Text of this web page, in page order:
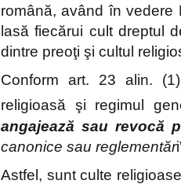
română, având în vedere
lasă fiecărui cult dreptul
dintre preoţi şi cultul
Conform art. 23 alin.
religioasă şi regimul
angajează sau revocă
canonice sau reglementăr
Astfel, sunt culte